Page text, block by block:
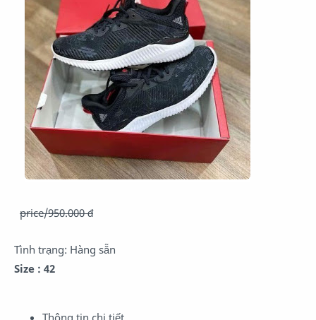
price/950.000 đ
Tình trạng: Hàng sẵn
Size : 42
Thông tin chi tiết